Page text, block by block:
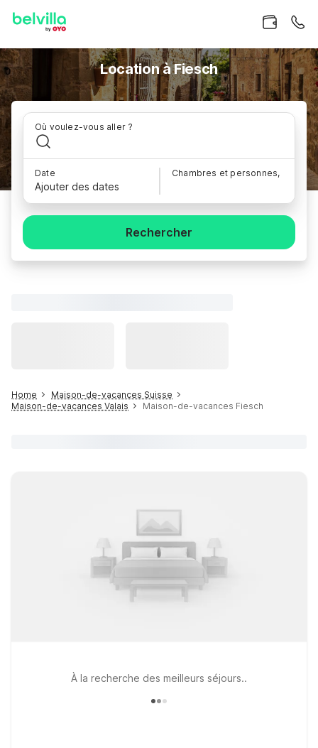
Location à Fiesch
Où voulez-vous aller ?
Date
Ajouter des dates
Chambres et personnes,
Rechercher
Home
Maison-de-vacances Suisse
Maison-de-vacances Valais
Maison-de-vacances Fiesch
À la recherche des meilleurs séjours..